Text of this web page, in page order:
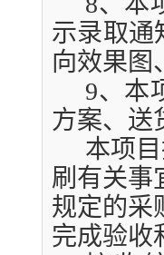
示录取通
向效果图
9、本
方案、送
本项目
刷有关事
规定的采
完成验收